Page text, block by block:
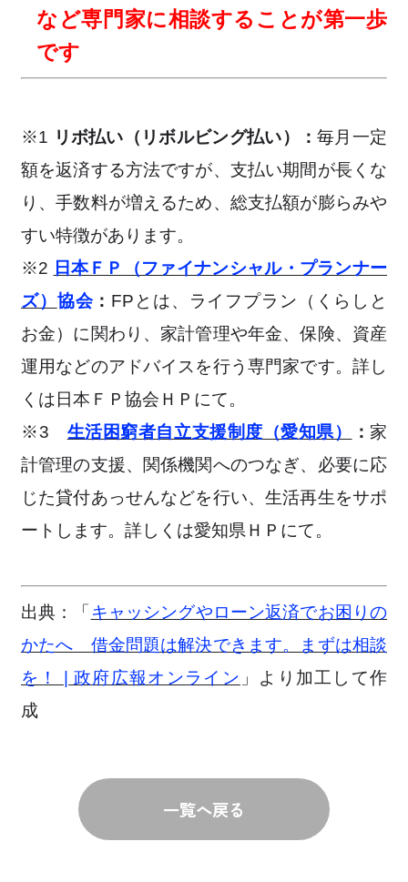
など専門家に相談することが第一歩
です
※1 リボ払い（リボルビング払い）：毎月一定
額を返済する方法ですが、支払い期間が長くな
り、手数料が増えるため、総支払額が膨らみや
すい特徴があります。
※2 日本ＦＰ（ファイナンシャル・プランナー
ズ） 協会： FPとは、ライフプラン（くらしと
お金）に関わり、家計管理や年金、保険、資産
運用などのアドバイスを行う専門家です。詳し
くは日本ＦＰ協会ＨＰにて。
※3 生活困窮者自立支援制度（愛知県） ： 家
計管理の支援、関係機関へのつなぎ、必要に応
じた貸付あっせんなどを行い、生活再生をサポ
ートします。詳しくは愛知県ＨＰにて。
出典：「 キャッシングやローン返済でお困りの
かたへ 借金問題は解決できます。まずは相談
を！ | 政府広報オンライン 」より加工して作
成
一覧へ戻る